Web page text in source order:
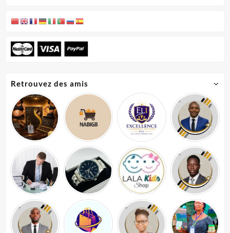
Retrouvez des amis